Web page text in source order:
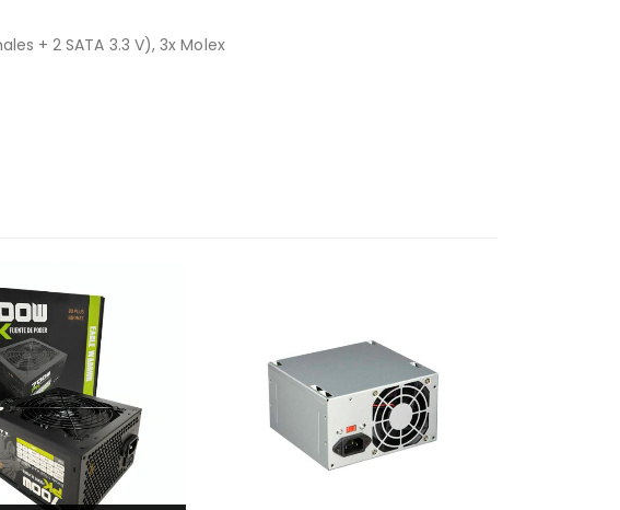
+ 2 SATA 3.3 V), 3x Molex